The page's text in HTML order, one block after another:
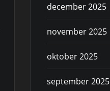
december 2025
november 2025
oktober 2025
september 2025